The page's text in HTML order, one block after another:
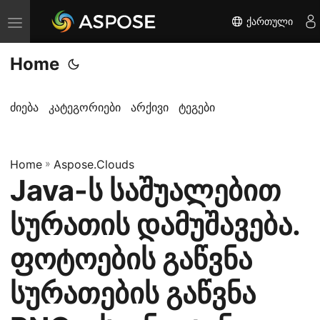
T
o
g
l
a
v
i
g
t
o
ქართული
Home
ძიება კატეგორიები არქივი ტეგები
Home » Aspose.Clouds
Java-ს საშუალებით
სურათის დამუშავება.
ფოტოების გაწვნა
სურათების გაწვნა